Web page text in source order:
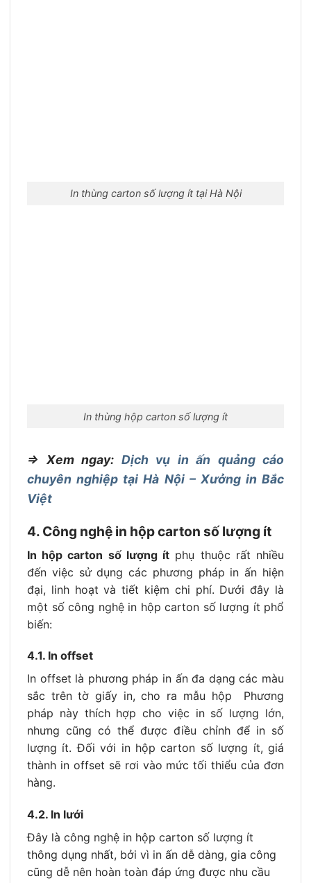
In thùng carton số lượng ít tại Hà Nội
In thùng hộp carton số lượng ít
⇒ Xem ngay: Dịch vụ in ấn quảng cáo
chuyên nghiệp tại Hà Nội – Xưởng in Bắc
Việt
4. Công nghệ in hộp carton số lượng ít
In hộp carton số lượng ít phụ thuộc rất nhiều
đến việc sử dụng các phương pháp in ấn hiện
đại, linh hoạt và tiết kiệm chi phí. Dưới đây là
một số công nghệ in hộp carton số lượng ít phổ
biến:
4.1. In offset
In offset là phương pháp in ấn đa dạng các màu
sắc trên tờ giấy in, cho ra mẫu hộp Phương
pháp này thích hợp cho việc in số lượng lớn,
nhưng cũng có thể được điều chỉnh để in số
lượng ít. Đối với in hộp carton số lượng ít, giá
thành in offset sẽ rơi vào mức tối thiểu của đơn
hàng.
4.2. In lưới
Đây là công nghệ in hộp carton số lượng ít
thông dụng nhất, bởi vì in ấn dễ dàng, gia công
cũng dễ nên hoàn toàn đáp ứng được nhu cầu